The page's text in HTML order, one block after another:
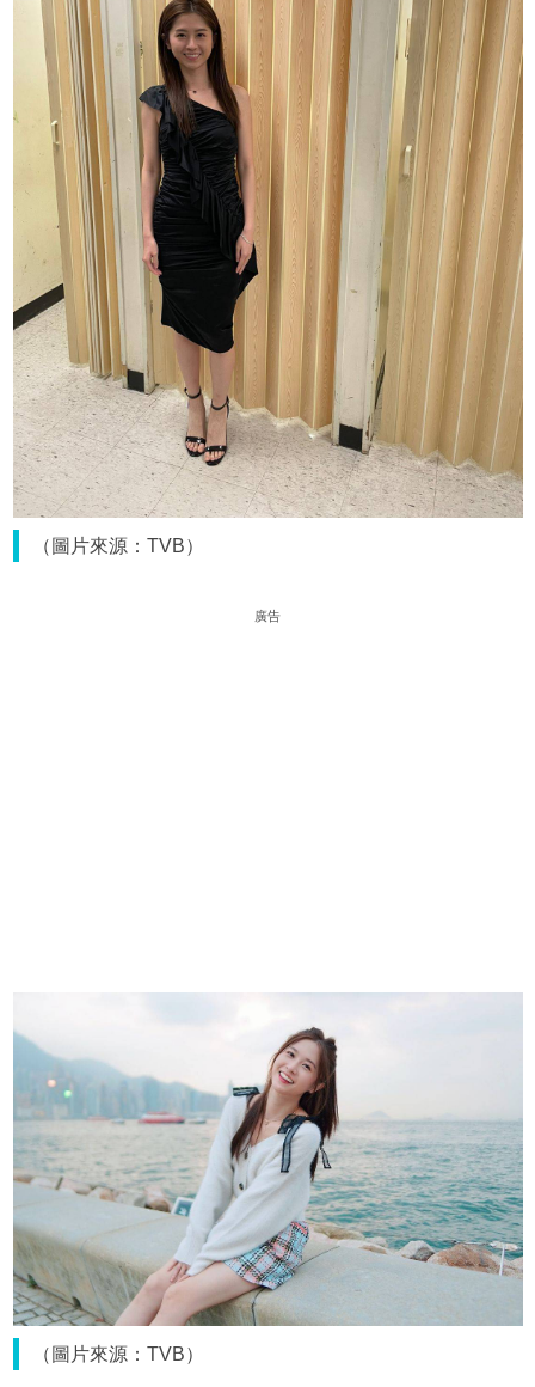
（圖片來源：TVB）
廣告
（圖片來源：TVB）